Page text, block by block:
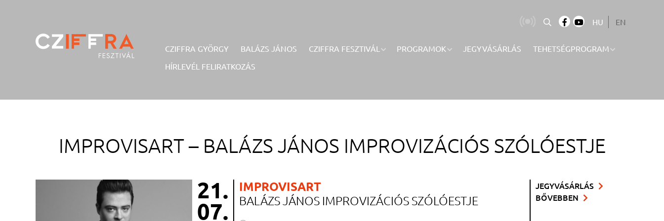
HU EN
CZIFFRA GYÖRGY BALÁZS JÁNOS CZIFFRA FESZTIVÁL PROGRAMOK JEGYVÁSÁRLÁS
TEHETSÉGPROGRAM
HÍRLEVÉL FELIRATKOZÁS
IMPROVISART – BALÁZS JÁNOS IMPROVIZÁCIÓS SZÓLÓESTJE
21.
07.
IMPROVISART
BALÁZS JÁNOS IMPROVIZÁCIÓS SZÓLÓESTJE
JEGYVÁSÁRLÁS
BŐVEBBEN